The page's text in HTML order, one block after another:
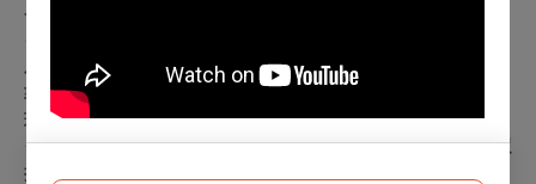
一。
✦ 創團至今累積國際演出逾200場，足跡遍及歐洲與亞洲，並
為少數受邀於英國巡演的臺灣當代舞團之一；同時受邀進駐倫
敦當代舞蹈中心 The Place，進行專業工作坊與深度交流，展
現其於國際專業場域的高度認可。
✦ 英國《Total Theatre》評價其作品「如同一扇窗，帶領觀眾
探索未知的文化」，並指出其創作具有「溫柔而強烈」的能